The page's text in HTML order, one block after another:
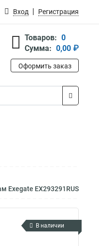
Вход Регистрация
Товаров: 0
Сумма: 0,00 ₽
Оформить заказ
Exegate EX293291RUS
В наличии